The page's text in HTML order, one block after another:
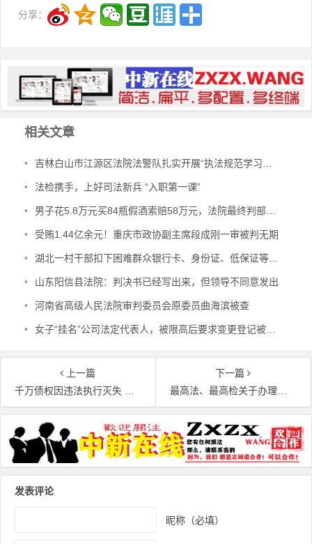
分享：
相关文章
• 吉林白山市江源区法院法警队扎实开展“执法规范学习年”活动
• 法检携手，上好司法新兵 “入职第一课”
• 男子花5.8万元买84瓶假酒索赔58万元，法院最终判部分赔偿
• 受贿1.44亿余元！重庆市政协副主席段成刚一审被判无期
• 湖北一村干部扣下困难群众银行卡、身份证、低保证等7年 每年只给村民500元 涉嫌贪污犯罪被查
• 山东阳信县法院：判决书已经写出来，但领导不同意发出
• 河南省高级人民法院审判委员会原委员曲海滨被查
• 女子“挂名”公司法定代表人，被限高后要求变更登记被法院驳回
上一篇
千万债权因违法执行灭失 山东高法两度反转裁定引争议
下一篇
最高法、最高检关于办理拒不执行判决、裁定刑事案件 适用法律若干问题的解释
发表评论
昵称（必填）